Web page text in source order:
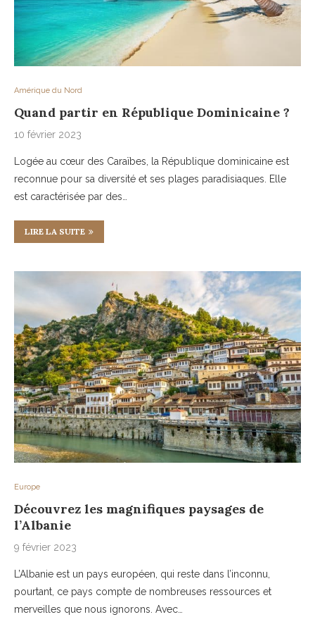
Amérique du Nord
Quand partir en République Dominicaine ?
10 février 2023
Logée au cœur des Caraïbes, la République dominicaine est
reconnue pour sa diversité et ses plages paradisiaques. Elle
est caractérisée par des…
LIRE LA SUITE
Europe
Découvrez les magnifiques paysages de
l’Albanie
9 février 2023
L’Albanie est un pays européen, qui reste dans l’inconnu,
pourtant, ce pays compte de nombreuses ressources et
merveilles que nous ignorons. Avec…